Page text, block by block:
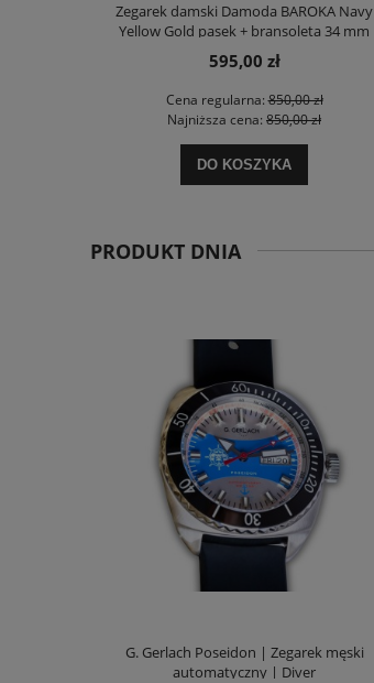
Zegarek damski Damoda BAROKA Navy
Yellow Gold pasek + bransoleta 34 mm
595,00 zł
Cena regularna:850,00 zł
Najniższa cena: 850,00 zł
DO KOSZYKA
PRODUKT DNIA
G. Gerlach Poseidon | Zegarek męski
automatyczny | Diver